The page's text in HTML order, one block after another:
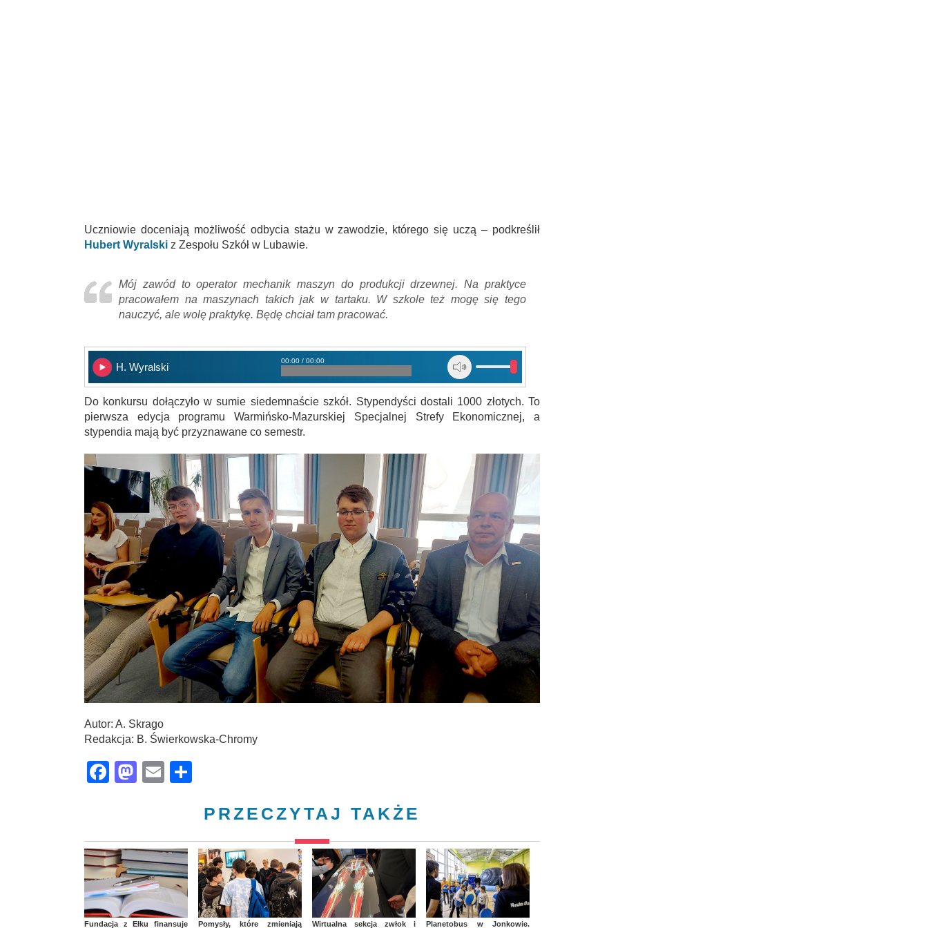
Uczniowie doceniają możliwość odbycia stażu w zawodzie, którego się uczą – podkreślił
Hubert Wyralski z Zespołu Szkół w Lubawie.
Mój zawód to operator mechanik maszyn do produkcji drzewnej. Na praktyce
pracowałem na maszynach takich jak w tartaku. W szkole też mogę się tego
nauczyć, ale wolę praktykę. Będę chciał tam pracować.
H. Wyralski
00:00 / 00:00
Do konkursu dołączyło w sumie siedemnaście szkół. Stypendyści dostali 1000 złotych. To
pierwsza edycja programu Warmińsko-Mazurskiej Specjalnej Strefy Ekonomicznej, a
stypendia mają być przyznawane co semestr.
Autor: A. Skrago
Redakcja: B. Świerkowska-Chromy
Facebook
Mastodon
Email
PRZECZYTAJ TAKŻE
Fundacja z Ełku finansuje Pomysły, które zmieniają Wirtualna sekcja zwłok i Planetobus w Jonkowie.